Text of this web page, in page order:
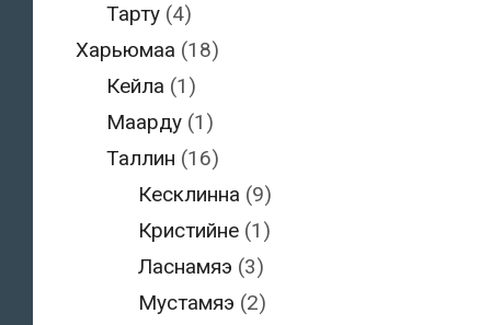
Тарту (4)
Харьюмаа (18)
Кейла (1)
Маарду (1)
Таллин (16)
Кесклинна (9)
Кристийне(1)
Ласнамяэ (3)
Мустамяэ (2)